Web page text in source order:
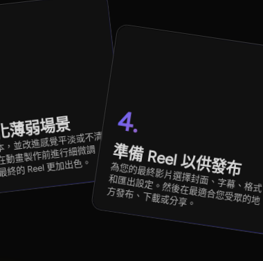
薄弱場景
並改進感覺平淡或不清
畫製作前進行細微調
的 Reel 更加出色。
4.
準備 Reel 以供發布
為您的最終影片選擇封面、字幕、格式
和匯出設定。然後在最適合您受眾的地
方發布、下載或分享。